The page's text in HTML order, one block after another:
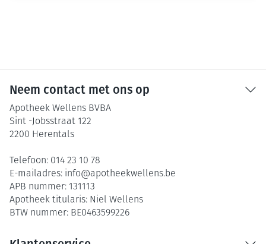
Neem contact met ons op
Apotheek Wellens BVBA
Sint -Jobsstraat 122
2200 Herentals
Telefoon: 014 23 10 78
E-mailadres: info@apotheekwellens.be
APB nummer: 131113
Apotheek titularis: Niel Wellens
BTW nummer: BE0463599226